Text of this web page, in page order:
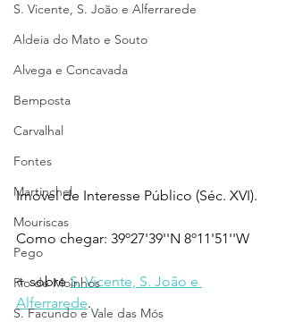
S. Vicente, S. João e Alferrarede
Aldeia do Mato e Souto
Alvega e Concavada
Bemposta
Carvalhal
Fontes
Martinchel
Mouriscas
Pego
Rio de Moinhos
S. Facundo e Vale das Mós
Imóvel de Interesse Público (Séc. XVI).
Como chegar: 39º27'39''N 8º11'51''W
+ sobre S. Vicente, S. João e
Alferrarede.